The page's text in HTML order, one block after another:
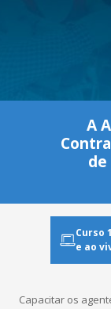
A
de
Curso
e ao
Capacitar os